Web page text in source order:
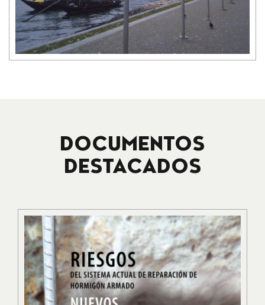
DOCUMENTOS
DESTACADOS